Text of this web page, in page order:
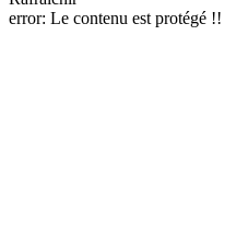
error: Le contenu est protégé !!